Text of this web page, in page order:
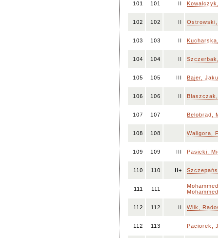
101 101 II
102 102 II Ostrowski,
103 103 II
104 104 II
105 105 III Bajer,
106 106 II
107 107 Belobrad,
108 108 Waligora,
109 109 III Pasicki,
110 110 II+
111 111
Mohammed
112 112 II Wilk,
112 113 Paciorek,